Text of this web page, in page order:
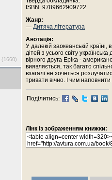
(1660)
ISBN: 9789662909722
Жанр:
— Дитяча література
Анотація:
У далекій заокеанській
дітей з усього світу
вірного друга Еріка -
виявляється, так багато
взагалі не хочеться
тривати вічно. І чим
Поділитись:
Лінк із зображенням книжки: